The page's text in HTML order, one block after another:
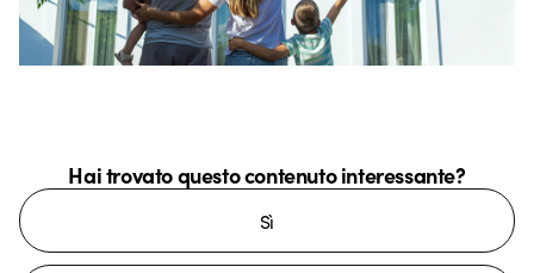
Hai trovato questo contenuto interessante?
Sì